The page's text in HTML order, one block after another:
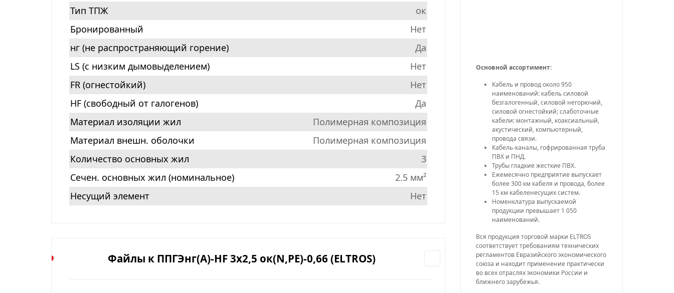
Тип ТПЖ
ок
Бронированный
Нет
нг (не распространяющий горение)
Да
LS (с низким дымовыделением)
Нет
FR (огнестойкий)
Нет
HF (свободный от галогенов)
Да
Материал изоляции жил
Полимерная композиция
Материал внешн. оболочки
Полимерная композиция
Количество основных жил
3
Сечен. основных жил (номинальное)
2.5 мм²
Несущий элемент
Нет
Файлы к ППГЭнг(А)-HF 3х2,5 ок(N,PE)-0,66 (ELTROS)
Основной ассортимент:
Кабель и провод около 950
наименований: кабель силовой
безгалогенный, силовой негорючий,
силовой огнестойкий; слаботочные
кабели: монтажный, коаксиальный,
акустический, компьютерный,
провода связи.
Кабель-каналы, гофрированная труба
ПВХ и ПНД.
Трубы гладкие жесткие ПВХ.
Ежемесячно предприятие выпускает
более 300 км кабеля и провода, более
15 км кабеленесущих систем.
Номенклатура выпускаемой
продукции превышает 1 050
наименований.
Вся продукция торговой марки ELTROS
соответствует требованиям технических
регламентов Евразийского экономического
союза и находит применение практически
во всех отраслях экономики России и
ближнего зарубежья.